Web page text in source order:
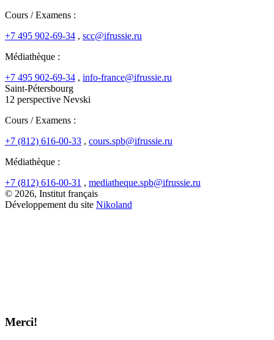
Cours / Examens :
+7 495 902-69-34 , scc@ifrussie.ru
Médiathèque :
+7 495 902-69-34 , info-france@ifrussie.ru
Saint-Pétersbourg
12 perspective Nevski
Cours / Examens :
+7 (812) 616-00-33 , cours.spb@ifrussie.ru
Médiathèque :
+7 (812) 616-00-31 , mediatheque.spb@ifrussie.ru
© 2026, Institut français
Développement du site Nikoland
Merci!